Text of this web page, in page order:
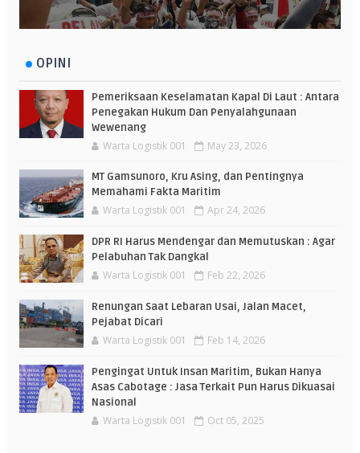
OPINI
Pemeriksaan Keselamatan Kapal Di Laut : Antara
Penegakan Hukum Dan Penyalahgunaan
Wewenang
Warta Logistik 001 May 23, 2026
MT Gamsunoro, Kru Asing, dan Pentingnya
Memahami Fakta Maritim
Warta Logistik 001 Apr 24, 2026
DPR RI Harus Mendengar dan Memutuskan : Agar
Pelabuhan Tak Dangkal
Warta Logistik 001 Feb 22, 2026
Renungan Saat Lebaran Usai, Jalan Macet,
Pejabat Dicari
Warta Logistik 001 Feb 14, 2026
Pengingat Untuk Insan Maritim, Bukan Hanya
Asas Cabotage : Jasa Terkait Pun Harus Dikuasai
Nasional
Warta Logistik 001 Oct 05, 2025